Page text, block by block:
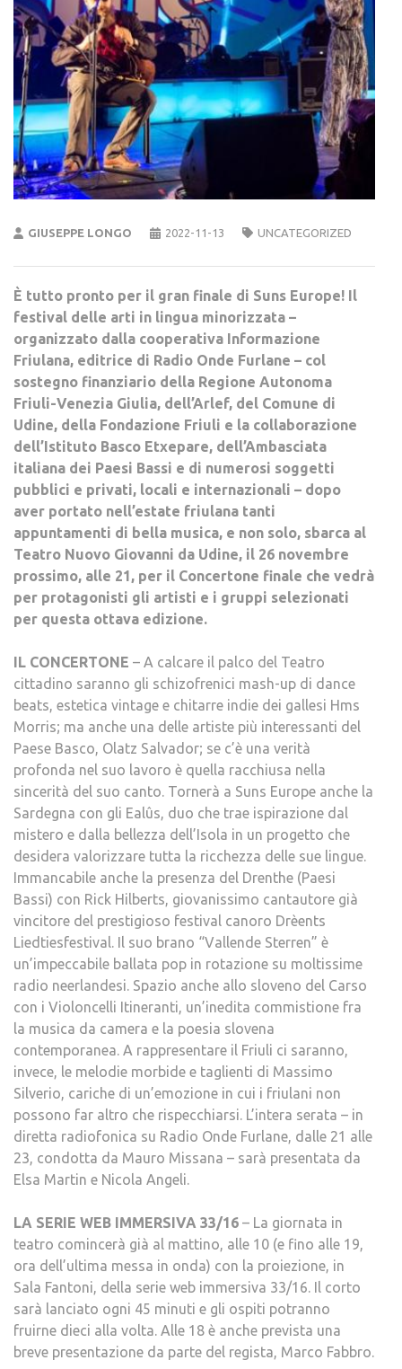
GIUSEPPE LONGO 2022-11-13 UNCATEGORIZED
È tutto pronto per il gran finale di Suns Europe! Il
festival delle arti in lingua minorizzata –
organizzato dalla cooperativa Informazione
Friulana, editrice di Radio Onde Furlane – col
sostegno finanziario della Regione Autonoma
Friuli-Venezia Giulia, dell’Arlef, del Comune di
Udine, della Fondazione Friuli e la collaborazione
dell’Istituto Basco Etxepare, dell’Ambasciata
italiana dei Paesi Bassi e di numerosi soggetti
pubblici e privati, locali e internazionali – dopo
aver portato nell’estate friulana tanti
appuntamenti di bella musica, e non solo, sbarca al
Teatro Nuovo Giovanni da Udine, il 26 novembre
prossimo, alle 21, per il Concertone finale che vedrà
per protagonisti gli artisti e i gruppi selezionati
per questa ottava edizione.
IL CONCERTONE – A calcare il palco del Teatro
cittadino saranno gli schizofrenici mash-up di dance
beats, estetica vintage e chitarre indie dei gallesi Hms
Morris; ma anche una delle artiste più interessanti del
Paese Basco, Olatz Salvador; se c’è una verità
profonda nel suo lavoro è quella racchiusa nella
sincerità del suo canto. Tornerà a Suns Europe anche la
Sardegna con gli Ealûs, duo che trae ispirazione dal
mistero e dalla bellezza dell’Isola in un progetto che
desidera valorizzare tutta la ricchezza delle sue lingue.
Immancabile anche la presenza del Drenthe (Paesi
Bassi) con Rick Hilberts, giovanissimo cantautore già
vincitore del prestigioso festival canoro Drèents
Liedtiesfestival. Il suo brano “Vallende Sterren” è
un’impeccabile ballata pop in rotazione su moltissime
radio neerlandesi. Spazio anche allo sloveno del Carso
con i Violoncelli Itineranti, un’inedita commistione fra
la musica da camera e la poesia slovena
contemporanea. A rappresentare il Friuli ci saranno,
invece, le melodie morbide e taglienti di Massimo
Silverio, cariche di un’emozione in cui i friulani non
possono far altro che rispecchiarsi. L’intera serata – in
diretta radiofonica su Radio Onde Furlane, dalle 21 alle
23, condotta da Mauro Missana – sarà presentata da
Elsa Martin e Nicola Angeli.
LA SERIE WEB IMMERSIVA 33/16 – La giornata in
teatro comincerà già al mattino, alle 10 (e fino alle 19,
ora dell’ultima messa in onda) con la proiezione, in
Sala Fantoni, della serie web immersiva 33/16. Il corto
sarà lanciato ogni 45 minuti e gli ospiti potranno
fruirne dieci alla volta. Alle 18 è anche prevista una
breve presentazione da parte del regista, Marco Fabbro.